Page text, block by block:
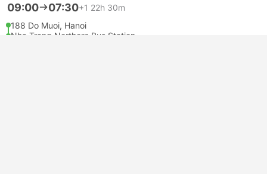
09:00 07:30+1 22h 30m
188 Do Muoi, Hanoi
Nha Trang Northern Bus Station